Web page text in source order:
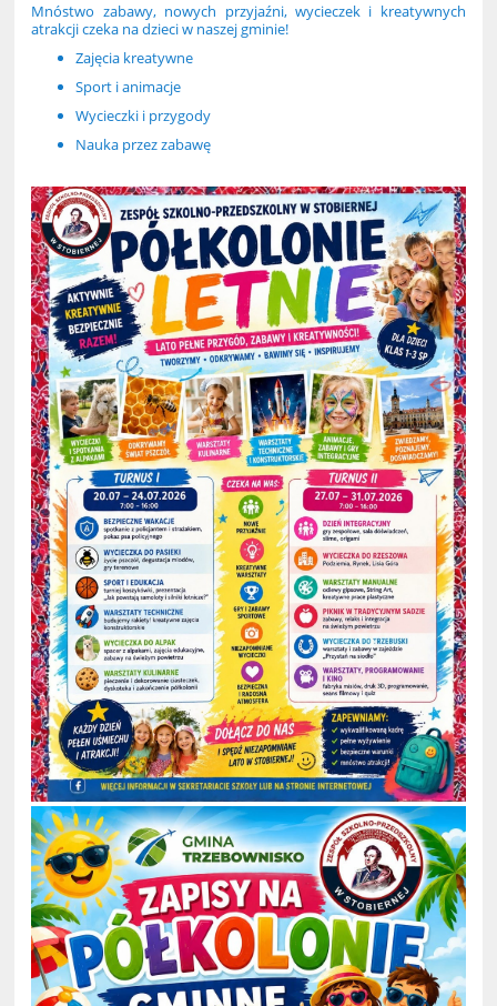
Mnóstwo zabawy, nowych przyjaźni, wycieczek i kreatywnych
atrakcji czeka na dzieci w naszej gminie!
Zajęcia kreatywne
Sport i animacje
Wycieczki i przygody
Nauka przez zabawę